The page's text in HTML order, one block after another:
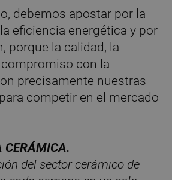
debemos apostar por la
eficiencia energética y por
porque la calidad, la
con la
precisamente nuestras
competir en el mercado
CERÁMICA.
del sector cerámico de